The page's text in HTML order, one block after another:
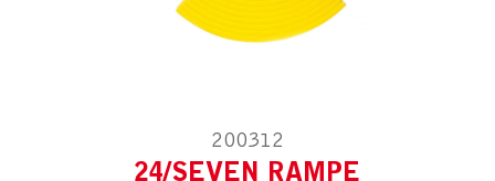
200312
24/SEVEN RAMPE